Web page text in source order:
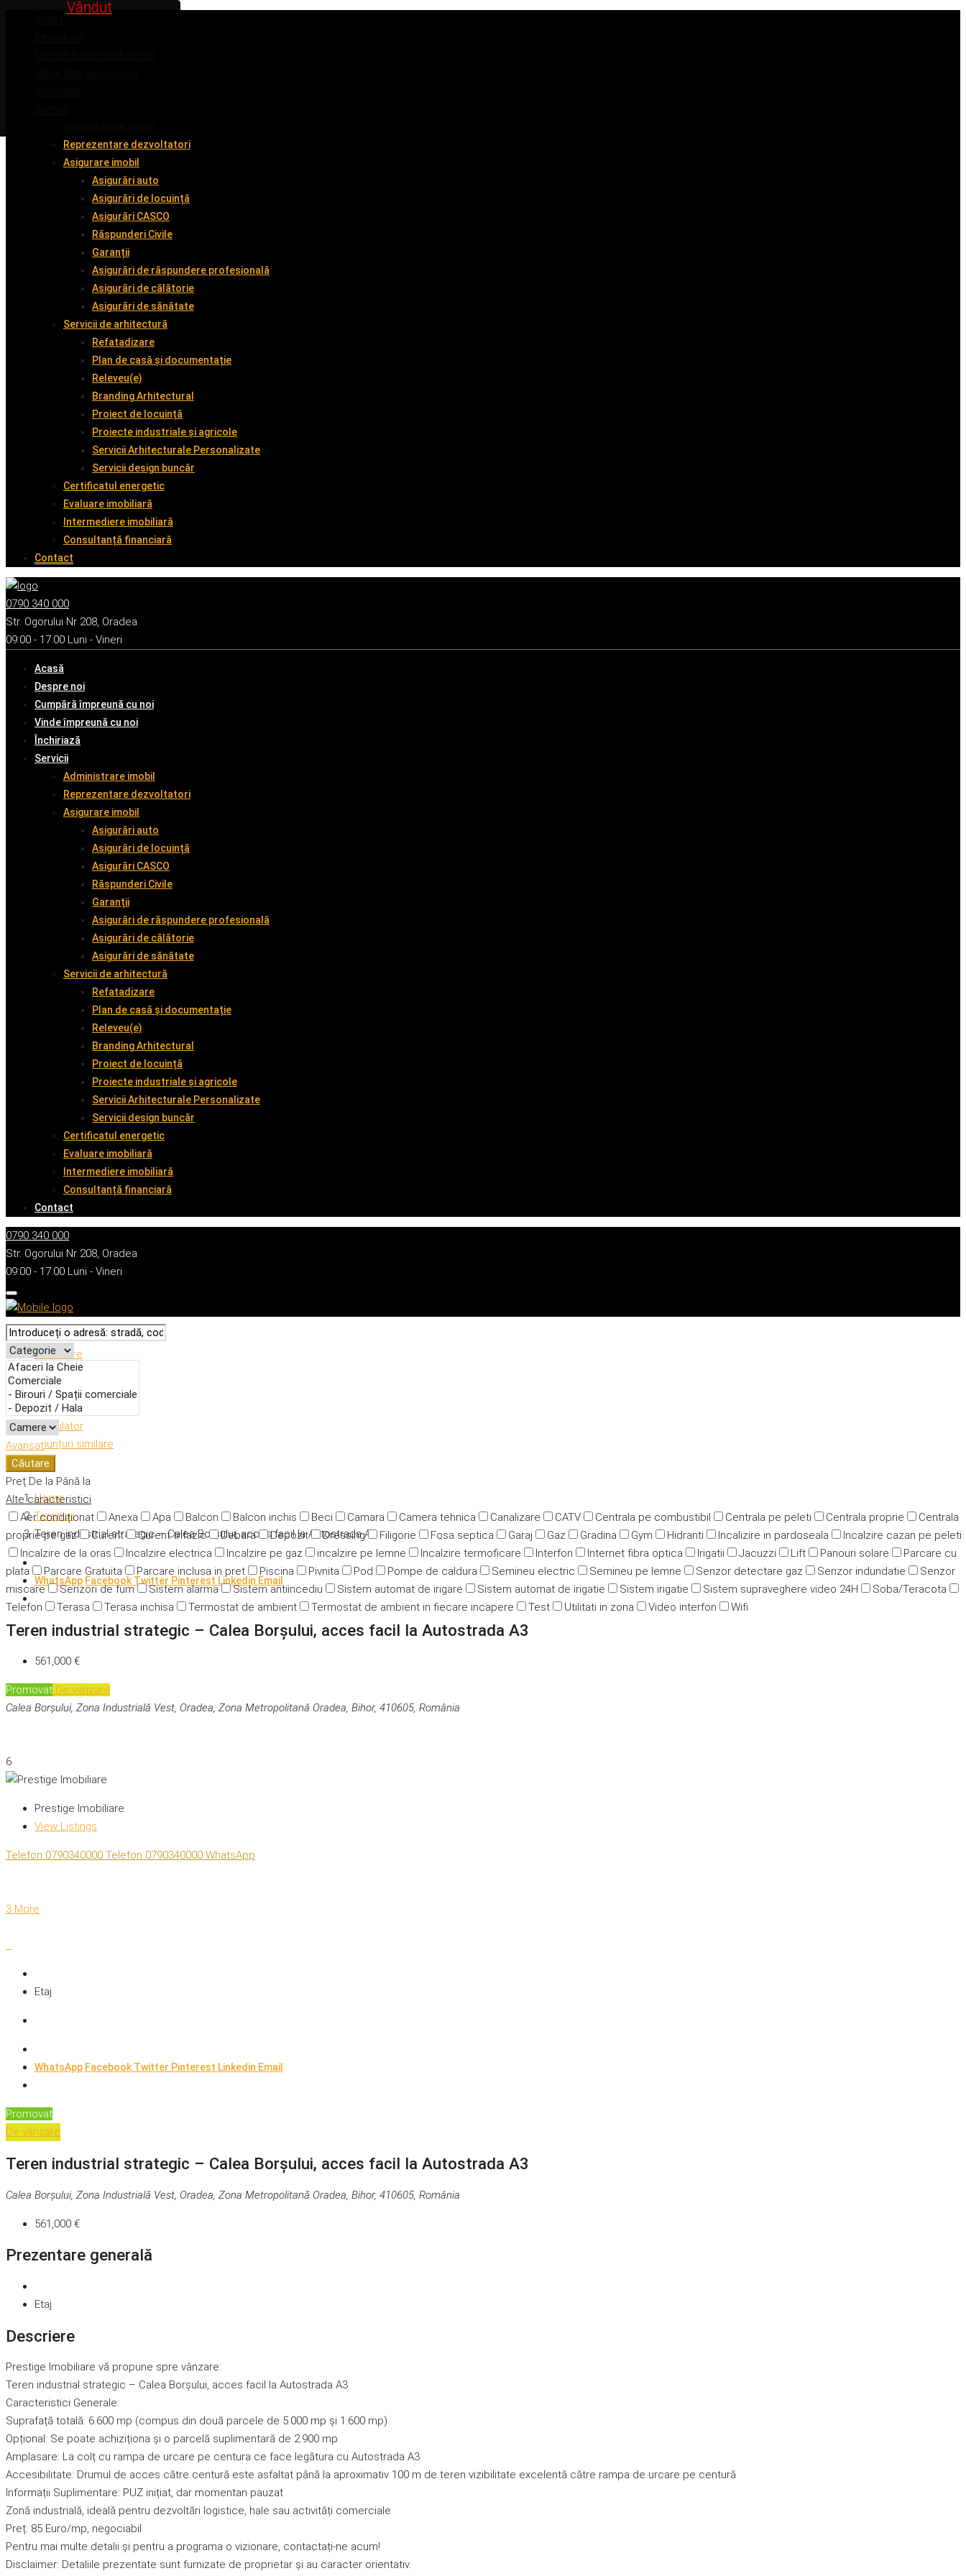
Reprezentare dezvoltatori
Asigurare imobil
Asigurări auto
Asigurări de locuință
Asigurări CASCO
Răspunderi Civile
Garanții
Asigurări de răspundere profesională
Asigurări de călătorie
Asigurări de sănătate
Servicii de arhitectură
Refatadizare
Plan de casă și documentație
Releveu(e)
Branding Arhitectural
Proiect de locuință
Proiecte industriale și agricole
Servicii Arhitecturale Personalizate
Servicii design buncăr
Certificatul energetic
Evaluare imobiliară
Intermediere imobiliară
Consultanță financiară
Contact
0790 340 000
Str. Ogorului Nr 208, Oradea
09:00 - 17:00 Luni - Vineri
Acasă
Despre noi
Cumpără împreună cu noi
Vinde împreună cu noi
Închiriază
Servicii
Administrare imobil
Reprezentare dezvoltatori
Asigurare imobil
Asigurări auto
Asigurări de locuință
Asigurări CASCO
Răspunderi Civile
Garanții
Asigurări de răspundere profesională
Asigurări de călătorie
Asigurări de sănătate
Servicii de arhitectură
Refatadizare
Plan de casă și documentație
Releveu(e)
Branding Arhitectural
Proiect de locuință
Proiecte industriale și agricole
Servicii Arhitecturale Personalizate
Servicii design buncăr
Certificatul energetic
Evaluare imobiliară
Intermediere imobiliară
Consultanță financiară
Contact
0790 340 000
Str. Ogorului Nr 208, Oradea
09:00 - 17:00 Luni - Vineri
Avansat
Căutare
Preț De la Până la
Alte caracteristici
Aer condiționat
Anexa Apa Balcon Balcon inchis Beci Camara Camera tehnica Canalizare CATV Centrala pe combustibil Centrala pe peleti Centrala proprie
Centrala
proprie pe gaz
Curent Curent trifazic Debara Depozit Dressing Filigorie Fosa septica Garaj Gaz Gradina Gym Hidranti Incalizire in pardoseala
Incalzire cazan pe peleti
Incalzire de la oras
Incalzire electrica Incalzire pe gaz incalzire pe lemne Incalzire termoficare Interfon Internet fibra optica Irigatii Jacuzzi Lift Panouri solare
Parcare cu
plata
Parcare Gratuita Parcare inclusa in pret Piscina Pivnita Pod Pompe de caldura Semineu electric Semineu pe lemne Senzor detectare gaz Senzor indundatie
Senzor
miscare
Senzori de fum Sistem alarma Sistem antiincediu Sistem automat de irigare Sistem automat de irigatie Sistem irigatie Sistem supraveghere video 24H
Soba/Teracota
Telefon
Terasa Terasa inchisa Termostat de ambient Termostat de ambient in fiecare incapere Test Utilitati in zona Video interfon Wifi
Descriere
Caracteristici
Adresă
Detalii
Calculator
Anunțuri similare
Home
Terenuri
Teren industrial strategic – Calea Borșului, acces facil la Autostrada A3
WhatsApp Facebook Twitter Pinterest Linkedin Email
Teren industrial strategic – Calea Borșului, acces facil la Autostrada A3
561,000 €
Promovat De vânzare
Vândut
Calea Borșului, Zona Industrială Vest, Oradea, Zona Metropolitană Oradea, Bihor, 410605, România
6
Prestige Imobiliare
View Listings
Telefon 0790340000 Telefon 0790340000 WhatsApp
3 More
Etaj
WhatsApp FacebookTwitter Pinterest Linkedin Email
Promovat
De vânzare
Vândut
Teren industrial strategic – Calea Borșului, acces facil la Autostrada A3
Calea Borșului, Zona Industrială Vest, Oradea, Zona Metropolitană Oradea, Bihor, 410605, România
561,000 €
Prezentare generală
Etaj
Descriere
Prestige Imobiliare vă propune spre vânzare:
Teren industrial strategic – Calea Borșului, acces facil la Autostrada A3
Caracteristici Generale:
Suprafață totală: 6.600 mp (compus din două parcele de 5.000 mp și 1.600 mp)
Opțional: Se poate achiziționa și o parcelă suplimentară de 2.900 mp
Amplasare: La colț cu rampa de urcare pe centura ce face legătura cu Autostrada A3
Accesibilitate: Drumul de acces către centură este asfaltat până la aproximativ 100 m de teren vizibilitate excelentă către rampa de urcare pe centură
Informații Suplimentare: PUZ inițiat, dar momentan pauzat
Zonă industrială, ideală pentru dezvoltări logistice, hale sau activități comerciale
Preț: 85 Euro/mp, negociabil
Pentru mai multe detalii și pentru a programa o vizionare, contactați-ne acum!
Disclaimer: Detaliile prezentate sunt furnizate de proprietar și au caracter orientativ.
Vândut
Vândut